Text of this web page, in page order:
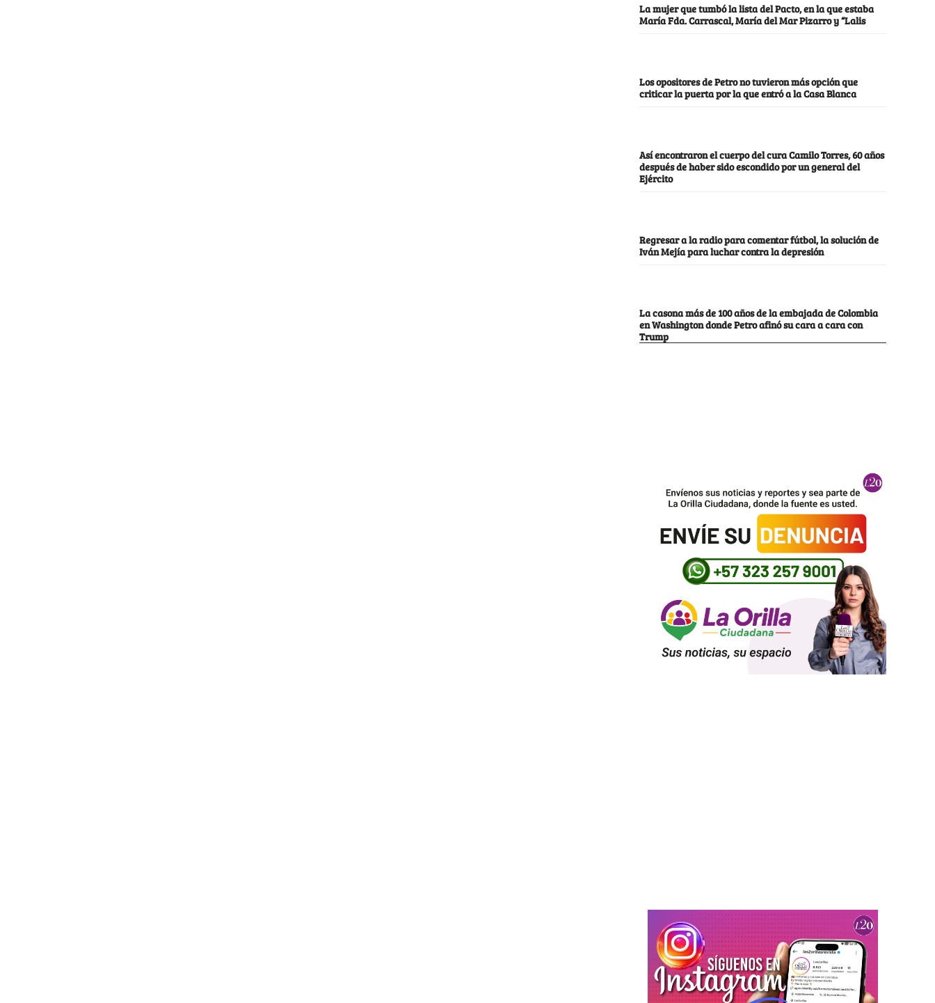
La mujer que tumbó la lista del Pacto, en la que estaba
María Fda. Carrascal, María del Mar Pizarro y “Lalis
Los opositores de Petro no tuvieron más opción que
criticar la puerta por la que entró a la Casa Blanca
Así encontraron el cuerpo del cura Camilo Torres, 60 años
después de haber sido escondido por un general del
Ejército
Regresar a la radio para comentar fútbol, la solución de
Iván Mejía para luchar contra la depresión
La casona más de 100 años de la embajada de Colombia
en Washington donde Petro afinó su cara a cara con
Trump